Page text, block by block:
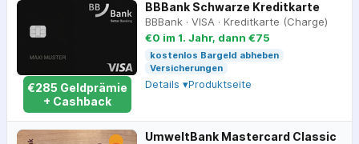
€285 Geldprämie
+ Cashback
BBBank Schwarze Kreditkarte
BBBank · VISA · Kreditkarte (Charge)
€0 im 1. Jahr, dann €75
kostenlos Bargeld abheben
Versicherungen
Details ▾Produktseite
UmweltBank Mastercard Classic